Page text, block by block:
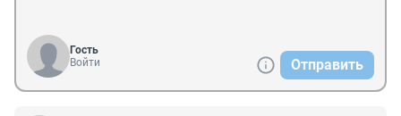
Гость
Войти
Отправить